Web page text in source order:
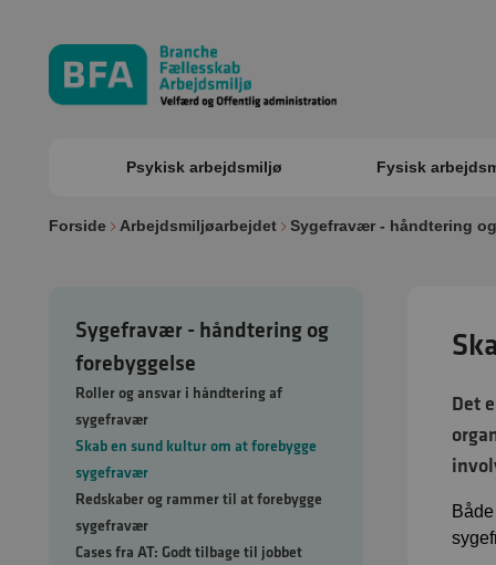
Psykisk arbejdsmiljø Fysisk
Forside Arbejdsmiljøarbejdet Sygefravær - håndtering
Sygefravær - håndtering og
forebyggelse
Roller og ansvar i håndtering af
sygefravær
Skab en sund kultur om at forebygge
sygefravær
Redskaber og rammer til at forebygge
sygefravær
Cases fra AT: Godt tilbage til jobbet
Det